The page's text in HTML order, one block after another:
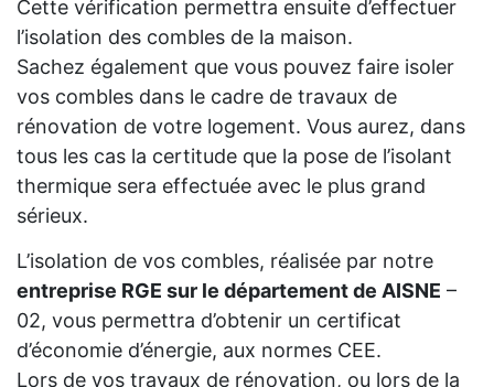
Cette vérification permettra ensuite d’effectuer
l’isolation des combles de la maison.
Sachez également que vous pouvez faire isoler
vos combles dans le cadre de travaux de
rénovation de votre logement. Vous aurez, dans
tous les cas la certitude que la pose de l’isolant
thermique sera effectuée avec le plus grand
sérieux.
L’isolation de vos combles, réalisée par notre
entreprise RGE sur le département de AISNE –
02, vous permettra d’obtenir un certificat
d’économie d’énergie, aux normes CEE.
Lors de vos travaux de rénovation, ou lors de la